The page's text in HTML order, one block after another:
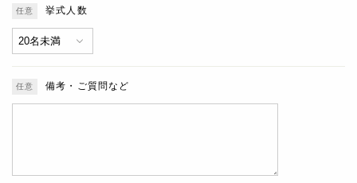
挙式人数
備考・ご質問など